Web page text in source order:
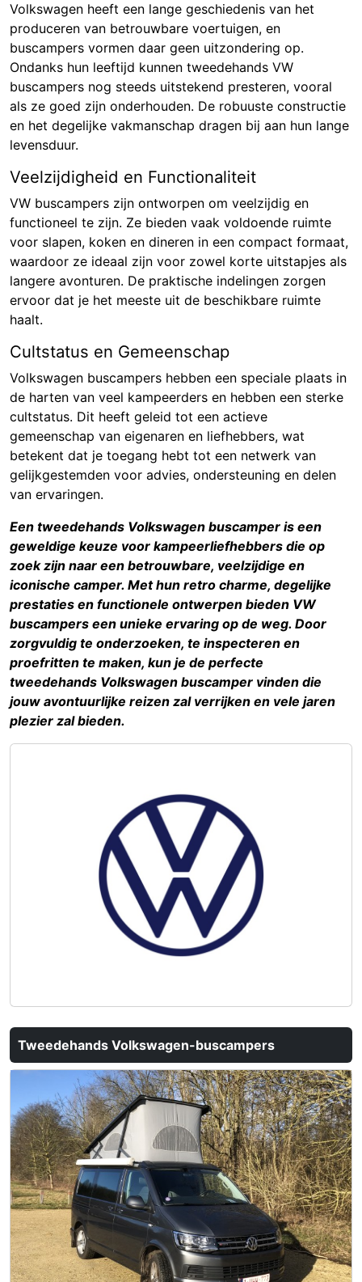
Volkswagen heeft een lange geschiedenis van het
produceren van betrouwbare voertuigen, en
buscampers vormen daar geen uitzondering op.
Ondanks hun leeftijd kunnen tweedehands VW
buscampers nog steeds uitstekend presteren, vooral
als ze goed zijn onderhouden. De robuuste constructie
en het degelijke vakmanschap dragen bij aan hun lange
levensduur.
Veelzijdigheid en Functionaliteit
VW buscampers zijn ontworpen om veelzijdig en
functioneel te zijn. Ze bieden vaak voldoende ruimte
voor slapen, koken en dineren in een compact formaat,
waardoor ze ideaal zijn voor zowel korte uitstapjes als
langere avonturen. De praktische indelingen zorgen
ervoor dat je het meeste uit de beschikbare ruimte
haalt.
Cultstatus en Gemeenschap
Volkswagen buscampers hebben een speciale plaats in
de harten van veel kampeerders en hebben een sterke
cultstatus. Dit heeft geleid tot een actieve
gemeenschap van eigenaren en liefhebbers, wat
betekent dat je toegang hebt tot een netwerk van
gelijkgestemden voor advies, ondersteuning en delen
van ervaringen.
Een tweedehands Volkswagen buscamper is een
geweldige keuze voor kampeerliefhebbers die op
zoek zijn naar een betrouwbare, veelzijdige en
iconische camper. Met hun retro charme, degelijke
prestaties en functionele ontwerpen bieden VW
buscampers een unieke ervaring op de weg. Door
zorgvuldig te onderzoeken, te inspecteren en
proefritten te maken, kun je de perfecte
tweedehands Volkswagen buscamper vinden die
jouw avontuurlijke reizen zal verrijken en vele jaren
plezier zal bieden.
Tweedehands Volkswagen-buscampers